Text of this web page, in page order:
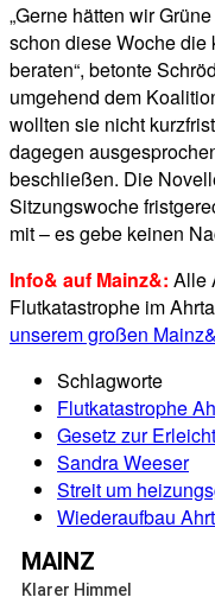
„Gerne hätten wir
schon diese Woche
beraten“, betonte
umgehend dem
wollten sie nicht
dagegen
beschließen. Die
Sitzungswoche
mit – es gebe keinen
Info& auf Mainz&: Alle
Flutkatastrophe im
unserem großen
Schlagworte
Flutkatastrophe
Gesetz zur
Sandra Weeser
Streit um
Wiederaufbau
MAINZ
Klarer Himmel